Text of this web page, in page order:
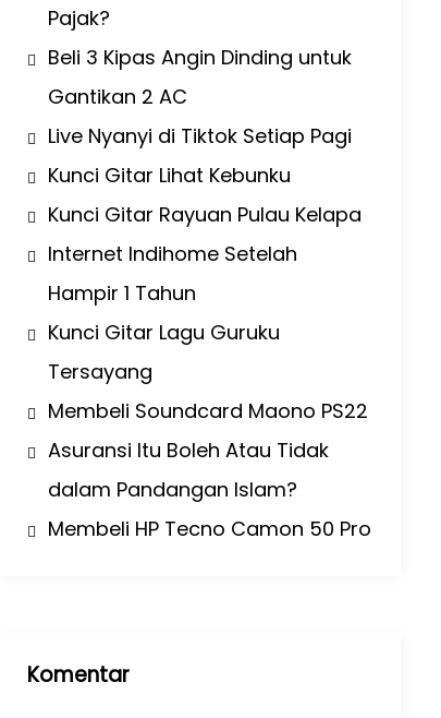
Pajak?
Beli 3 Kipas Angin Dinding untuk
Gantikan 2 AC
Live Nyanyi di Tiktok Setiap Pagi
Kunci Gitar Lihat Kebunku
Kunci Gitar Rayuan Pulau Kelapa
Internet Indihome Setelah
Hampir 1 Tahun
Kunci Gitar Lagu Guruku
Tersayang
Membeli Soundcard Maono PS22
Asuransi Itu Boleh Atau Tidak
dalam Pandangan Islam?
Membeli HP Tecno Camon 50 Pro
Komentar